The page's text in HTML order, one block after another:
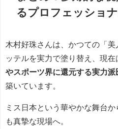
るプロフェッショ
木村好珠さんは、かつての「
ッテルを実力で塗り替え、現在
やスポーツ界に還元する実力派
築いています。
ミス日本という華やかな舞台
も真摯な現場へ。